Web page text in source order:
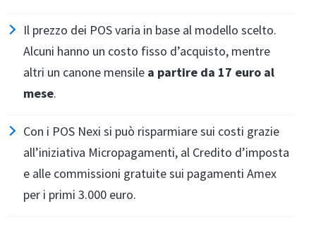
Il prezzo dei POS varia in base al modello scelto.
Alcuni hanno un costo fisso d’acquisto, mentre
altri un canone mensile a partire da 17 euro al
mese.
Con i POS Nexi si può risparmiare sui costi grazie
all’iniziativa Micropagamenti, al Credito d’imposta
e alle commissioni gratuite sui pagamenti Amex
per i primi 3.000 euro.